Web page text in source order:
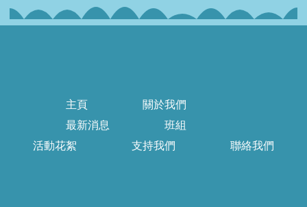
主頁
關於我們
最新消息
班組
活動花絮
支持我們 聯絡我們